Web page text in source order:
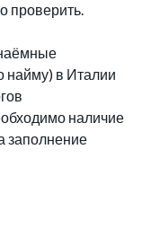
проверить.
найму) в Италии
наличие
заполнение